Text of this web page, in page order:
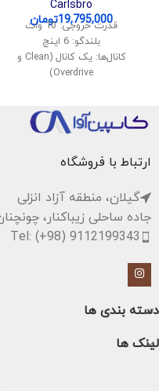
Carlsbro
19,795,000تومانقدرت خروجی: 10 وات
بلندگو: 6 اینچ
کانال‌ها: یک کانال (Clean و
Overdrive)
افکت: Reverb
اندازه: مناسب برای حمل و نقل
ارتباط با فروشگاه
گیلان، منطقه آزاد انزلی
جاده ساحلی زیباکنار، چونچنان،
Tel: (+98) 9112199343
دسته بندی ها
لینک ها